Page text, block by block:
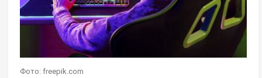
Фото: freepik.com